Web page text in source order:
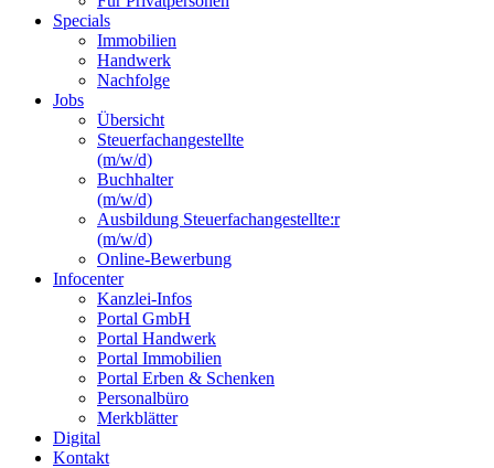
Specials
Immobilien
Handwerk
Nachfolge
Jobs
Übersicht
Steuerfachangestellte
(m/w/d)
Buchhalter
(m/w/d)
Ausbildung Steuerfachangestellte:r
(m/w/d)
Online-Bewerbung
Infocenter
Kanzlei-Infos
Portal GmbH
Portal Handwerk
Portal Immobilien
Portal Erben & Schenken
Personalbüro
Merkblätter
Digital
Kontakt